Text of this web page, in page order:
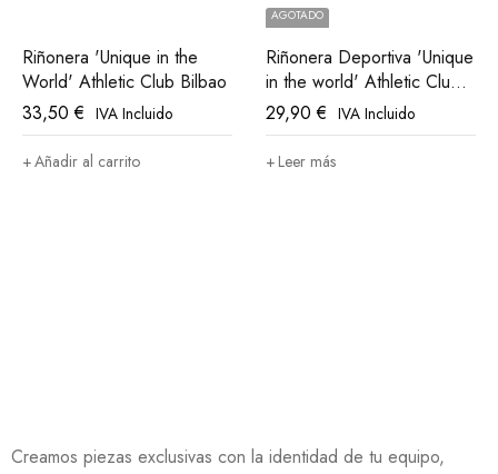
Riñonera 'Unique in the
World' Athletic Club Bilbao
33,50€ IVA Incluido
Añadir al carrito
AGOTADO
Riñonera Deportiva 'Unique
in the world' Athletic Club
Bilbao
29,90€ IVA Incluido
Leer más
Creamos piezas exclusivas con la identidad de tu equipo,